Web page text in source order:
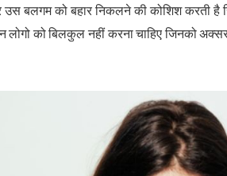
बलगम को बहार निकलने की कोशिश करती है
लोगो को बिलकुल नहीं करना चाहिए जिनको